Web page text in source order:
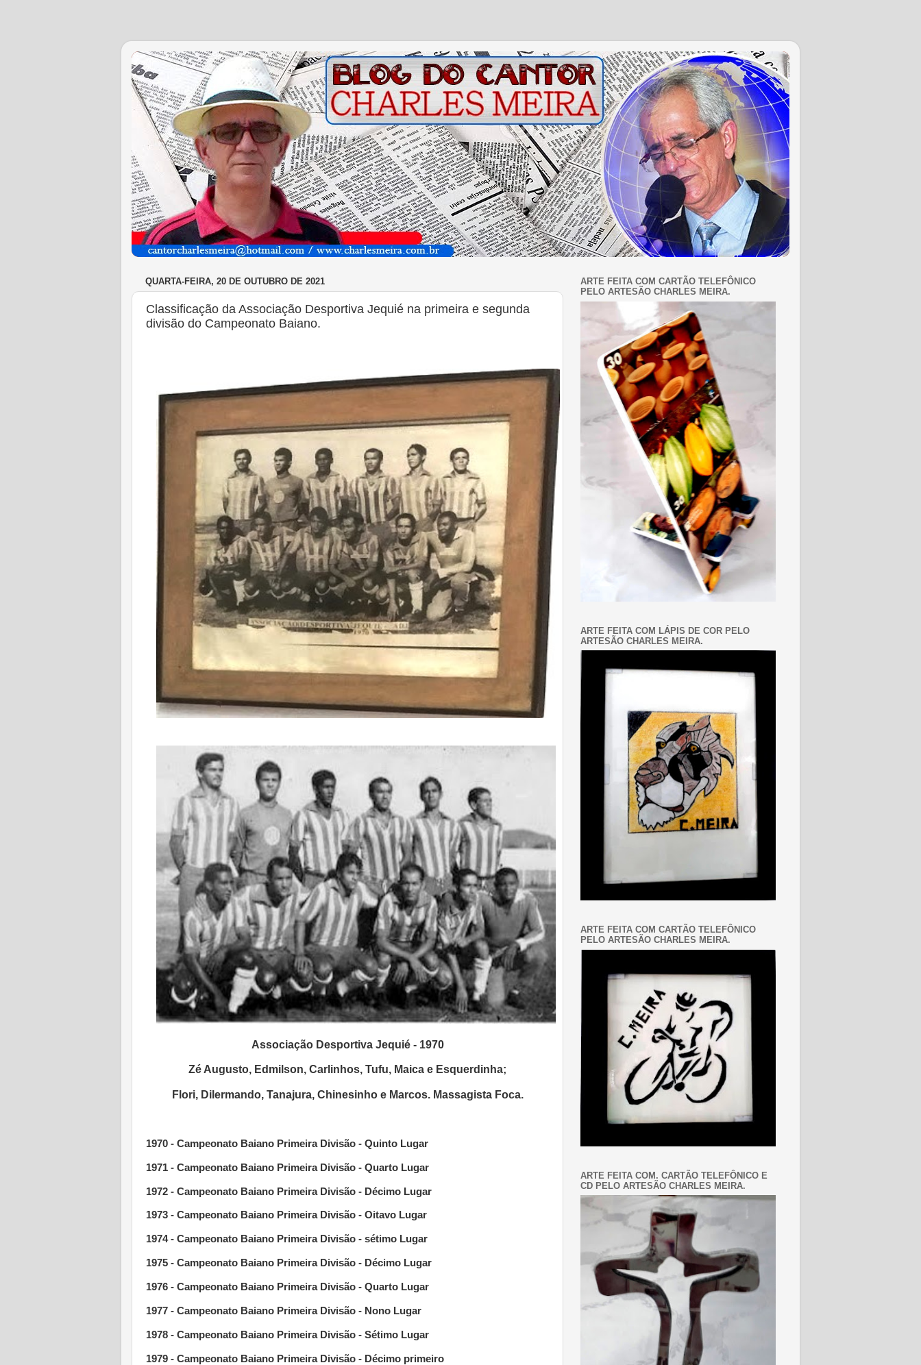
QUARTA-FEIRA, 20 DE OUTUBRO DE 2021
Classificação da Associação Desportiva Jequié na primeira e segunda
divisão do Campeonato Baiano.
Associação Desportiva Jequié - 1970
Zé Augusto, Edmilson, Carlinhos, Tufu, Maica e Esquerdinha;
Flori, Dilermando, Tanajura, Chinesinho e Marcos. Massagista Foca.
1970 - Campeonato Baiano Primeira Divisão - Quinto Lugar
1971 - Campeonato Baiano Primeira Divisão - Quarto Lugar
1972 - Campeonato Baiano Primeira Divisão - Décimo Lugar
1973 - Campeonato Baiano Primeira Divisão - Oitavo Lugar
1974 - Campeonato Baiano Primeira Divisão - sétimo Lugar
1975 - Campeonato Baiano Primeira Divisão - Décimo Lugar
1976 - Campeonato Baiano Primeira Divisão - Quarto Lugar
1977 - Campeonato Baiano Primeira Divisão - Nono Lugar
1978 - Campeonato Baiano Primeira Divisão - Sétimo Lugar
1979 - Campeonato Baiano Primeira Divisão - Décimo primeiro
ARTE FEITA COM CARTÃO TELEFÔNICO
PELO ARTESÃO CHARLES MEIRA.
ARTE FEITA COM LÁPIS DE COR PELO
ARTESÃO CHARLES MEIRA.
ARTE FEITA COM CARTÃO TELEFÔNICO
PELO ARTESÃO CHARLES MEIRA.
ARTE FEITA COM. CARTÃO TELEFÔNICO E
CD PELO ARTESÃO CHARLES MEIRA.